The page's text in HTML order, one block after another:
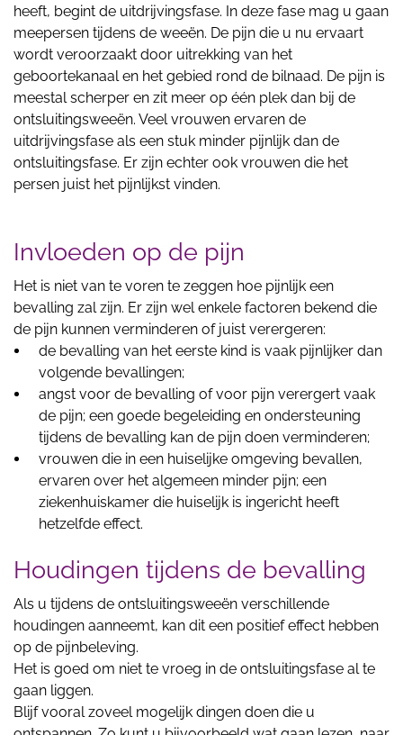
heeft, begint de uitdrijvingsfase. In deze fase mag u gaan
meepersen tijdens de weeën. De pijn die u nu ervaart
wordt veroorzaakt door uitrekking van het
geboortekanaal en het gebied rond de bilnaad. De pijn is
meestal scherper en zit meer op één plek dan bij de
ontsluitingsweeën. Veel vrouwen ervaren de
uitdrijvingsfase als een stuk minder pijnlijk dan de
ontsluitingsfase. Er zijn echter ook vrouwen die het
persen juist het pijnlijkst vinden.
Invloeden op de pijn
Het is niet van te voren te zeggen hoe pijnlijk een
bevalling zal zijn. Er zijn wel enkele factoren bekend die
de pijn kunnen verminderen of juist verergeren:
de bevalling van het eerste kind is vaak pijnlijker dan
volgende bevallingen;
angst voor de bevalling of voor pijn verergert vaak
de pijn; een goede begeleiding en ondersteuning
tijdens de bevalling kan de pijn doen verminderen;
vrouwen die in een huiselijke omgeving bevallen,
ervaren over het algemeen minder pijn; een
ziekenhuiskamer die huiselijk is ingericht heeft
hetzelfde effect.
Houdingen tijdens de bevalling
Als u tijdens de ontsluitingsweeën verschillende
houdingen aanneemt, kan dit een positief effect hebben
op de pijnbeleving.
Het is goed om niet te vroeg in de ontsluitingsfase al te
gaan liggen.
Blijf vooral zoveel mogelijk dingen doen die u